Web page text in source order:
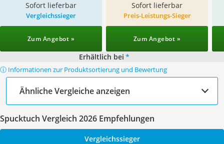
Sofort lieferbar Sofort lieferbar
Vergleichssieger
Zum Angebot »
Preis-Leistungs-Sieger
Zum Angebot »
Erhältlich bei *
ⓘ Informationen zur Produktsortierung und Bewertung
Ähnliche Vergleiche anzeigen
Spucktuch Vergleich 2026 Empfehlungen
Vergleichssieger